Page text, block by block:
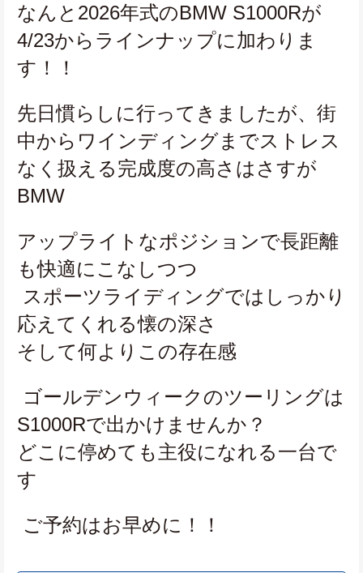
なんと2026年式のBMW S1000Rが
4/23からラインナップに加わりま
す！！
先日慣らしに行ってきましたが、街
中からワインディングまでストレス
なく扱える完成度の高さはさすが
BMW
アップライトなポジションで長距離
も快適にこなしつつ
応えてくれる懐の深さ
そして何よりこの存在感
S1000Rで出かけませんか？
どこに停めても主役になれる一台で
す
ご予約はお早めに！！